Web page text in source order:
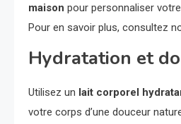
maison pour personnaliser
Pour en savoir plus, consultez
Hydratation et
Utilisez un lait corporel
votre corps d’une douceur